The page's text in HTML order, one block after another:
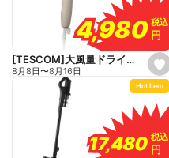
s
e
t
a
v
o
r
i
4,980
4,980税込
税込
円
円
[TESCOM]大風量ドライヤー
8月8日〜8月16日
Hot Item
17,480
17,480 税込
税込
円
円